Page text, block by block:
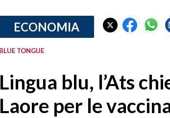
ECONOMIA
BLUE TONGUE
Lingua blu, l’Ats
Laore per le